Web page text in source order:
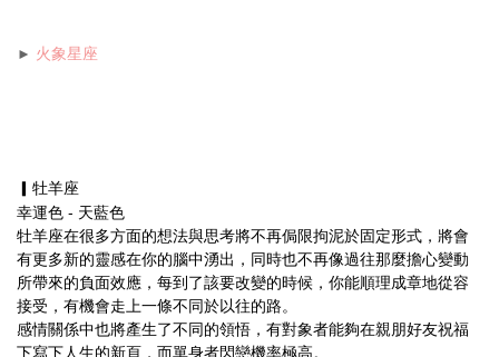
► 火象星座
▎牡羊座
幸運色 - 天藍色
牡羊座在很多方面的想法與思考將不再侷限拘泥於固定形式，將會
有更多新的靈感在你的腦中湧出，同時也不再像過往那麼擔心變動
所帶來的負面效應，每到了該要改變的時候，你能順理成章地從容
接受，有機會走上一條不同於以往的路。
感情關係中也將產生了不同的領悟，有對象者能夠在親朋好友祝福
下寫下人生的新頁，而單身者閃戀機率極高。